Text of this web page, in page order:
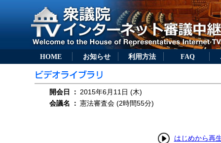
HOME お知らせ 利用方法 FAQ
開会日 ： 2015年6月11日 (木)
会議名
： 憲法審査会 (2時間55分)
はじめから再